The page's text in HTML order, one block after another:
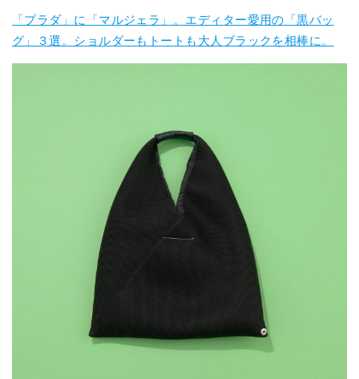
「プラダ」に「マルジェラ」。エディター愛用の「黒バッ
グ」３選。ショルダーもトートも大人ブラックを相棒に。